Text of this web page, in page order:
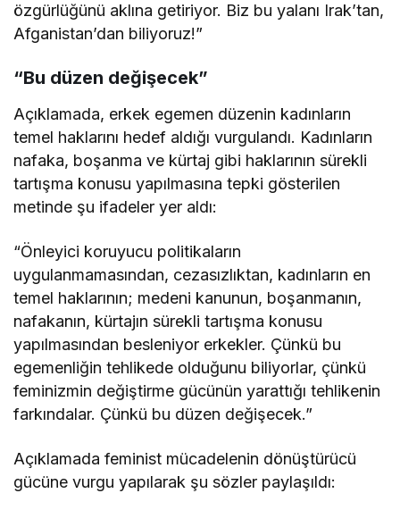
özgürlüğünü aklına getiriyor. Biz bu yalanı Irak’tan,
Afganistan’dan biliyoruz!”
“Bu düzen değişecek”
Açıklamada, erkek egemen düzenin kadınların
temel haklarını hedef aldığı vurgulandı. Kadınların
nafaka, boşanma ve kürtaj gibi haklarının sürekli
tartışma konusu yapılmasına tepki gösterilen
metinde şu ifadeler yer aldı:
“Önleyici koruyucu politikaların
uygulanmamasından, cezasızlıktan, kadınların en
temel haklarının; medeni kanunun, boşanmanın,
nafakanın, kürtajın sürekli tartışma konusu
yapılmasından besleniyor erkekler. Çünkü bu
egemenliğin tehlikede olduğunu biliyorlar, çünkü
feminizmin değiştirme gücünün yarattığı tehlikenin
farkındalar. Çünkü bu düzen değişecek.”
Açıklamada feminist mücadelenin dönüştürücü
gücüne vurgu yapılarak şu sözler paylaşıldı: